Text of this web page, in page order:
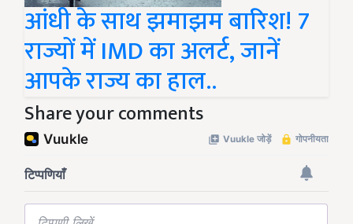
आंधी के साथ झमाझम बारिश! 7
राज्यों में IMD का अलर्ट, जानें
आपके राज्य का हाल..
Share your comments